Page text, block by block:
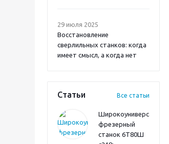
29 июля 2025
Восстановление
сверлильных станков: когда
имеет смысл, а когда нет
Статьи Все статьи
Широкоуниверсальный
фрезерный
станок 6Т80Ш